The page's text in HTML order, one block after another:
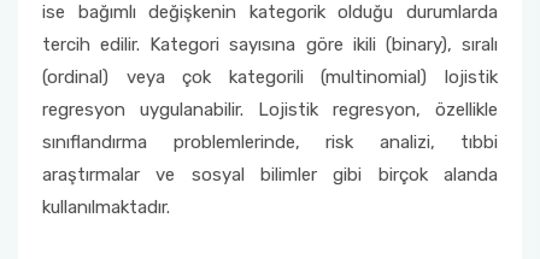
ise bağımlı değişkenin kategorik olduğu durumlarda
tercih edilir. Kategori sayısına göre ikili (binary), sıralı
(ordinal) veya çok kategorili (multinomial) lojistik
regresyon uygulanabilir. Lojistik regresyon, özellikle
sınıflandırma problemlerinde, risk analizi, tıbbi
araştırmalar ve sosyal bilimler gibi birçok alanda
kullanılmaktadır.